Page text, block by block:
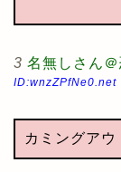
3 名無しさん
ID:wnzZPfNe0.net
カミングアウ